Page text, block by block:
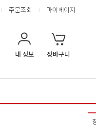
주문조회 마이페이지
내 정보 장바구니